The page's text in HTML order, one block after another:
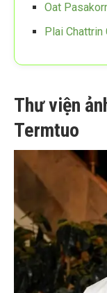
Oat
Plai
Thư viện
Termtuo